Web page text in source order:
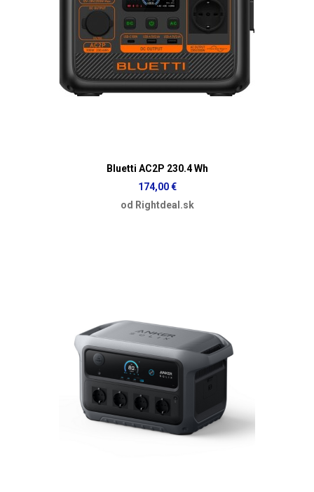
Bluetti AC2P 230.4 Wh
174,00 €
od Rightdeal.sk